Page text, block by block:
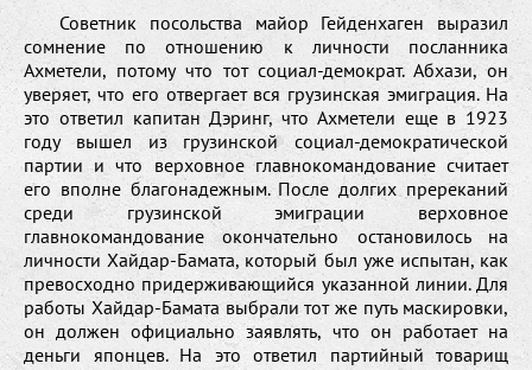
Советник посольства майор Гейденхаген выразил
сомнение по отношению к личности посланника
Ахметели, потому что тот социал-демократ. Абхази, он
уверяет, что его отвергает вся грузинская эмиграция. На
это ответил капитан Дэринг, что Ахметели еще в 1923
году вышел из грузинской социал-демократической
партии и что верховное главнокомандование считает
его вполне благонадежным. После долгих пререканий
среди грузинской эмиграции верховное
главнокомандование окончательно остановилось на
личности Хайдар-Бамата, который был уже испытан, как
превосходно придерживающийся указанной линии. Для
работы Хайдар-Бамата выбрали тот же путь маскировки,
он должен официально заявлять, что он работает на
деньги японцев. На это ответил партийный товарищ